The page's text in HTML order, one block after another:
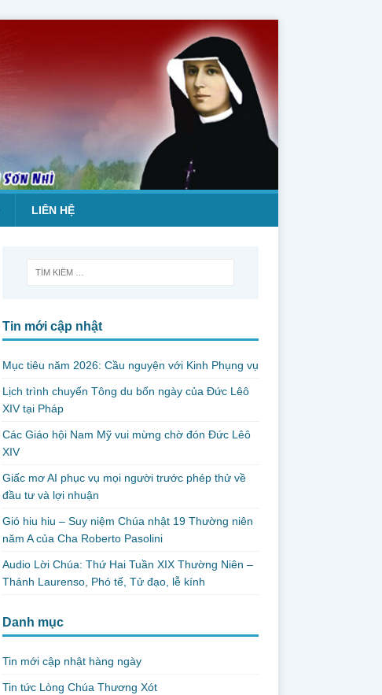
LIÊN HỆ
Tin mới cập nhật
Mục tiêu năm 2026: Cầu nguyện với Kinh Phụng vụ
Lịch trình chuyến Tông du bốn ngày của Đức Lêô
XIV tại Pháp
Các Giáo hội Nam Mỹ vui mừng chờ đón Đức Lêô
XIV
Giấc mơ AI phục vụ mọi người trước phép thử về
đầu tư và lợi nhuận
Gió hiu hiu – Suy niệm Chúa nhật 19 Thường niên
năm A của Cha Roberto Pasolini
Audio Lời Chúa: Thứ Hai Tuần XIX Thường Niên –
Thánh Laurenso, Phó tế, Tử đạo, lễ kính
Danh mục
Tin mới cập nhật hàng ngày
Tin tức Lòng Chúa Thương Xót